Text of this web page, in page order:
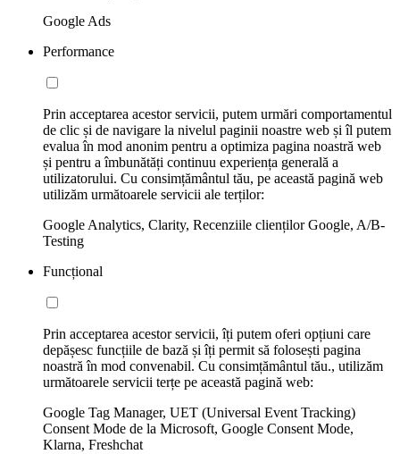
Google Ads
Performance
Prin acceptarea acestor servicii, putem urmări comportamentul
de clic și de navigare la nivelul paginii noastre web și îl putem
evalua în mod anonim pentru a optimiza pagina noastră web
și pentru a îmbunătăți continuu experiența generală a
utilizatorului. Cu consimțământul tău, pe această pagină web
utilizăm următoarele servicii ale terților:
Google Analytics, Clarity, Recenziile clienților Google, A/B-
Testing
Funcțional
Prin acceptarea acestor servicii, îți putem oferi opțiuni care
depășesc funcțiile de bază și îți permit să folosești pagina
noastră în mod convenabil. Cu consimțământul tău., utilizăm
următoarele servicii terțe pe această pagină web:
Google Tag Manager, UET (Universal Event Tracking)
Consent Mode de la Microsoft, Google Consent Mode,
Klarna, Freshchat